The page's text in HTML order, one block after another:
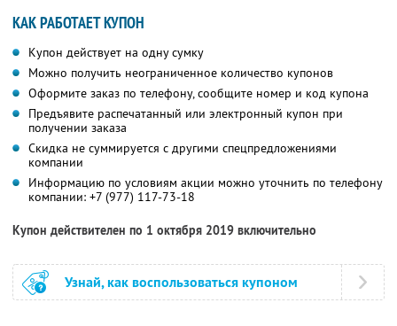
КАК РАБОТАЕТ КУПОН
Купон действует на одну сумку
Можно получить неограниченное количество купонов
Оформите заказ по телефону, сообщите номер и код купона
Предъявите распечатанный или электронный купон при
получении заказа
Скидка не суммируется с другими спецпредложениями
компании
Информацию по условиям акции можно уточнить по телефону
компании: +7 (977) 117-73-18
Купон действителен по 1 октября 2019 включительно
Узнай, как воспользоваться купоном